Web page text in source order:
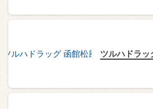
ツルハドラッ